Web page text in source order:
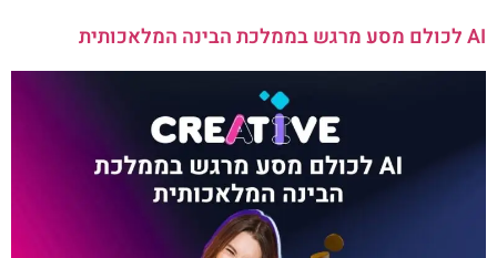
AI לכולם מסע מרגש בממלכת הבינה המלאכותית